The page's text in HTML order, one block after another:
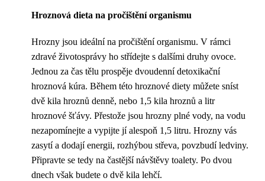
Hroznová dieta na pročištění organismu
Hrozny jsou ideální na pročištění organismu. V rámci
zdravé životosprávy ho střídejte s dalšími druhy ovoce.
Jednou za čas tělu prospěje dvoudenní detoxikační
hroznová kúra. Během této hroznové diety můžete sníst
dvě kila hroznů denně, nebo 1,5 kila hroznů a litr
hroznové šťávy. Přestože jsou hrozny plné vody, na vodu
nezapomínejte a vypijte jí alespoň 1,5 litru. Hrozny vás
zasytí a dodají energii, rozhýbou střeva, povzbudí ledviny.
Připravte se tedy na častější návštěvy toalety. Po dvou
dnech však budete o dvě kila lehčí.